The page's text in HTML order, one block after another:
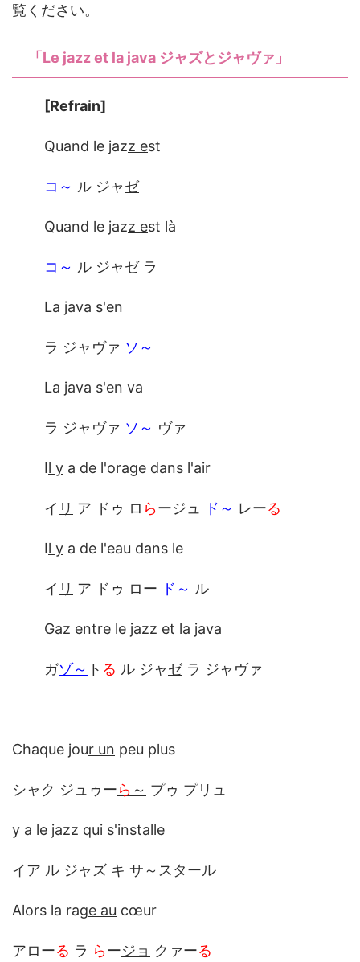
覧ください。
「Le jazz et la java ジャズとジャヴァ」
[Refrain]
Quand le jazz est
コ～ ル ジャゼ
Quand le jazz est là
コ～ ル ジャゼラ
La java s'en
ラ ジャヴァ ソ～
La java s'en va
ラ ジャヴァ ソ～ ヴァ
Il y a de l'orage dans l'air
イ リ ア ドゥ ロ らージュ ド～ レーる
Il y a de l'eau dans le
イ リ ア ドゥ ロー ド～ ル
Gaz entre le jazz et la java
ガゾ～ ト る ル ジャゼラ ジャヴァ
Chaque jour un peu plus
シャク ジュゥーら ～ プゥ プリュ
y a le jazz qui s'installe
イア ル ジャズ キ サ～スタール
Alors la rage au cœur
アローる ラ らージョ クァーる